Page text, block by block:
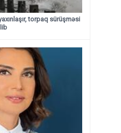
torpaq sürüşməsi